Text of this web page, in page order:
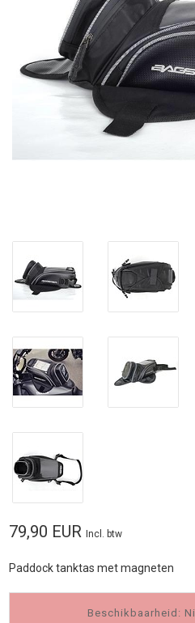
79,90 EUR Incl. btw
Paddock tanktas met magneten
Beschikbaarheid: